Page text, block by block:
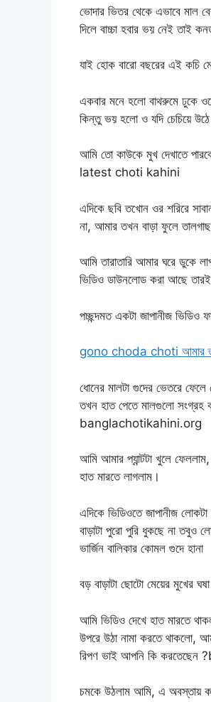
ভোদার ভিতর থেকে এভাবে মাল
দিলে বাচ্চা হবার ভয় নেই তাই
যাই হোক বারো বছরের এই কচি
একবার মনে হলো বাথরুমে ঢুকে
কিন্তু ভয় হলো ও যদি চেচিয়ে
আমি তো কাউকে মুখ দেখাতে
latest choti kahini
এদিকে ছবি তখোন ওর শরিরে
না, আমার তখন বাড়া ফুলে
আমি তারাতারি আমার ঘরে ডুকে
ভিডিও ডাউনলোড করা আছে
পচ্ছন্দমত একটা জাপানীজ
gono choda choti আমার
ধোনের মালটা গুদের ভেতরে
তখন হাত পেতে মালগুলো সংগ্রহ
banglachotikahini.org
আমি আমার প্যান্টটা খুলে
হাত মারতে লাগলাম।
এদিকে ভিডিওতে জাপানীজ
বাড়াটা পুরো পুরি ধুকছে না
ভার্জিন বালিকার কোমল গুদে হানা
বড় বাড়াটা ছোটো মেয়ের মুখের
আমি ভিডিও দেখে হাত মারতে
উপরে উঠা নামা করতে থাকলো,
রিপণ ভাই আপনি কি
চমকে উঠলাম আমি, এ অবস্তায়